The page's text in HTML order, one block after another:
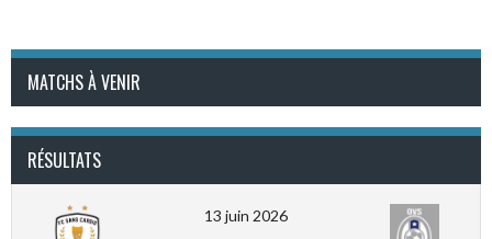
MATCHS À VENIR
RÉSULTATS
13 juin 2026